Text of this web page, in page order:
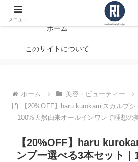
データで見る、本当に役立つ
ホーム
このサイトについて
ホーム 美容・ビューティー
【20%OFF】haru kurokamiスカルプ
｜100%天然由来オールインワンで理想の
【20%OFF】haru
ンプー選べる3本セット
メニュー